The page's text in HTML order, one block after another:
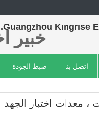
Guangzhou Kingrise
خبير
ضبط الجودة اتصل بنا